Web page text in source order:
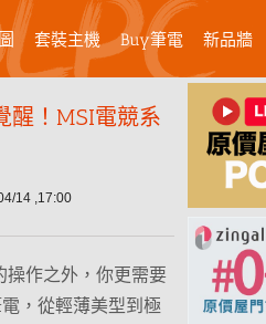
套裝主機 Buy筆電 新品牆
醒！MSI電競系
14 ,17:00
作之外，你更需要
，從輕薄美型到極